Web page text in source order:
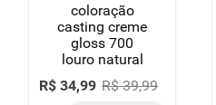
coloração
casting creme
gloss 700
louro natural
R$ 34,99 R$ 39,99